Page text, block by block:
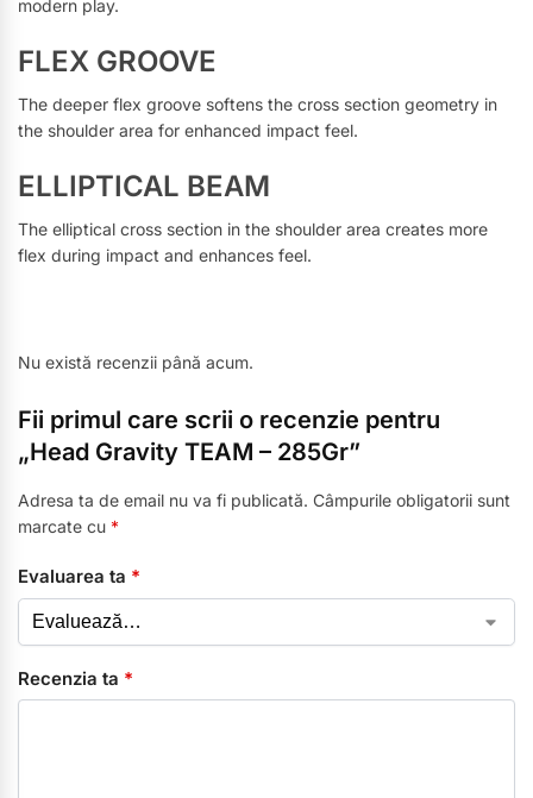
modern play.
FLEX GROOVE
The deeper flex groove softens the cross section geometry in
the shoulder area for enhanced impact feel.
ELLIPTICAL BEAM
The elliptical cross section in the shoulder area creates more
flex during impact and enhances feel.
Nu există recenzii până acum.
Fii primul care scrii o recenzie pentru
„Head Gravity TEAM – 285Gr”
Adresa ta de email nu va fi publicată. Câmpurile obligatorii sunt
marcate cu *
Evaluarea ta *
Recenzia ta *